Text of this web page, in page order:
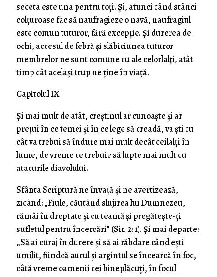
seceta este una pentru toţi. Şi, atunci când stânci
colţuroase fac să naufragieze o navă, naufragiul
este comun tuturor, fără excepţie. Şi durerea de
ochi, accesul de febră şi slăbiciunea tuturor
membrelor ne sunt comune cu ale celorlalţi, atât
timp cât acelaşi trup ne ţine în viaţă.
Capitolul IX
Şi mai mult de atât, creştinul ar cunoaşte şi ar
preţui în ce temei şi în ce lege să creadă, va şti cu
cât va trebui să îndure mai mult decât ceilalţi în
lume, de vreme ce trebuie să lupte mai mult cu
atacurile diavolului.
Sfânta Scriptură ne învaţă şi ne avertizează,
zicând: „Fiule, căutând slujirea lui Dumnezeu,
rămâi în dreptate şi cu teamă şi pregăteşte-ţi
sufletul pentru încercări” (Sir. 2: 1). Şi mai departe:
„Să ai curaj în durere şi să ai răbdare când eşti
umilit, fiindcă aurul şi argintul se încearcă în foc,
câtă vreme oamenii cei bineplăcuţi, în focul